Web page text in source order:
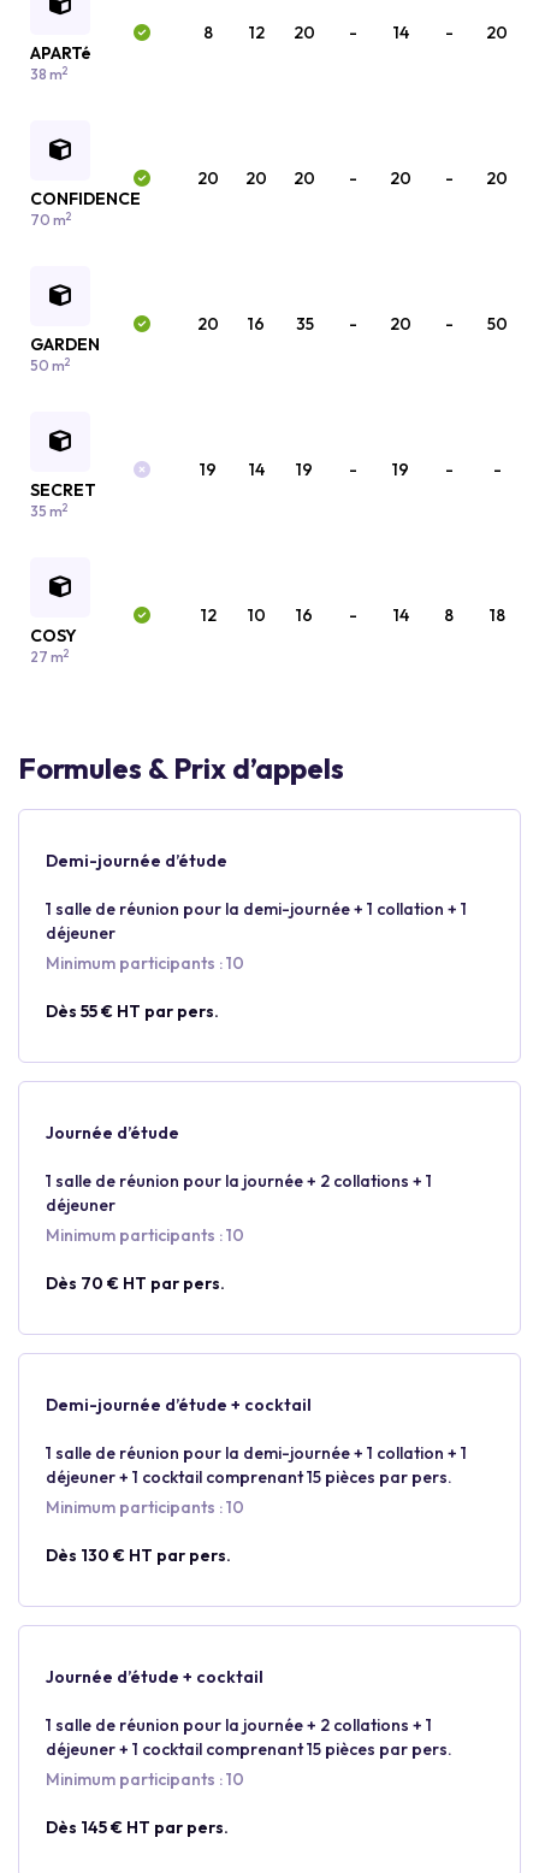
APARTé
38 m2
8 12 20 - 14 - 20
CONFIDENCE
70 m2
20 20 20 - 20 - 20
GARDEN
50 m2
20 16 35 - 20 - 50
SECRET
35 m2
19 14 19 - 19 - -
COSY
27 m2
12 10 16 - 14 8 18
Formules & Prix d’appels
Demi-journée d’étude
1 salle de réunion pour la demi-journée + 1 collation + 1
déjeuner
Minimum participants : 10
Dès 55 € HT par pers.
Journée d’étude
1 salle de réunion pour la journée + 2 collations + 1
déjeuner
Minimum participants : 10
Dès 70 € HT par pers.
Demi-journée d’étude + cocktail
1 salle de réunion pour la demi-journée + 1 collation + 1
déjeuner + 1 cocktail comprenant 15 pièces par pers.
Minimum participants : 10
Dès 130 € HT par pers.
Journée d’étude + cocktail
1 salle de réunion pour la journée + 2 collations + 1
déjeuner + 1 cocktail comprenant 15 pièces par pers.
Minimum participants : 10
Dès 145 € HT par pers.